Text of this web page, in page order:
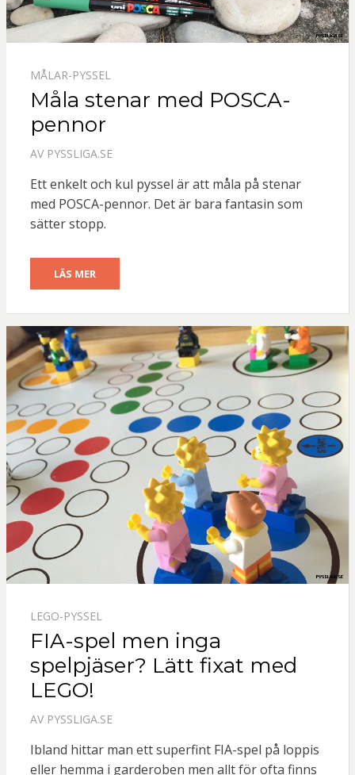
MÅLAR-PYSSEL
Måla stenar med POSCA-
pennor
AV PYSSLIGA.SE
Ett enkelt och kul pyssel är att måla på stenar
med POSCA-pennor. Det är bara fantasin som
sätter stopp.
LÄS MER
LEGO-PYSSEL
FIA-spel men inga
spelpjäser? Lätt fixat med
LEGO!
AV PYSSLIGA.SE
Ibland hittar man ett superfint FIA-spel på loppis
eller hemma i garderoben men allt för ofta finns